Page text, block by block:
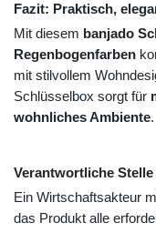
Fazit: Praktisch,
Mit diesem banjado
Regenbogenfarben
mit stilvollem
Schlüsselbox sorgt für
wohnliches Ambiente.
Verantwortliche Stelle
Ein Wirtschaftsakteur
das Produkt alle